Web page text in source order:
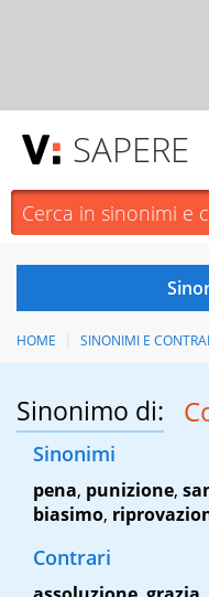
SAPERE
HOME SINONIMI E
Sinonimo di:
Sinonimi
pena, punizione,
biasimo,
Contrari